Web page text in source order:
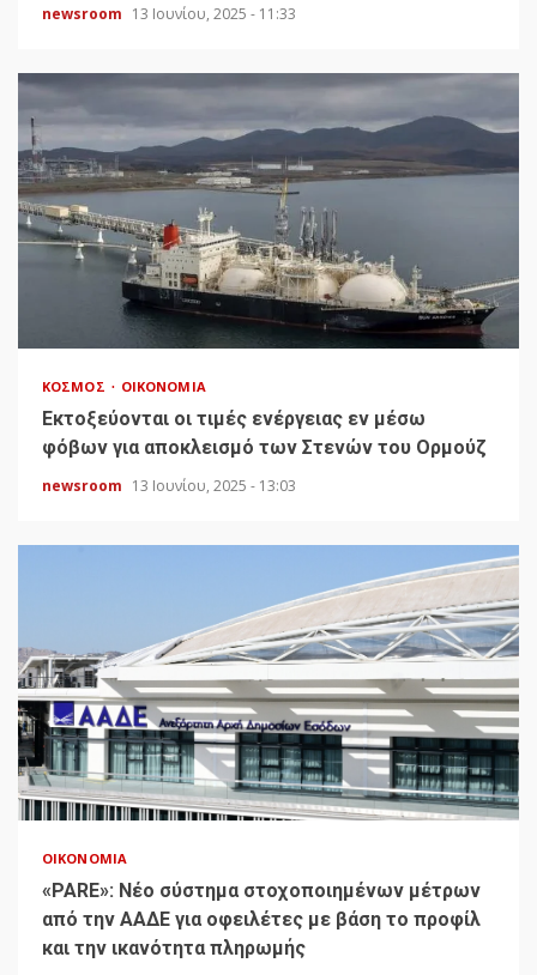
newsroom 13 Ιουνίου, 2025 - 11:33
ΚΌΣΜΟΣ ΟΙΚΟΝΟΜΊΑ
Εκτοξεύονται οι τιμές ενέργειας εν μέσω
φόβων για αποκλεισμό των Στενών του Ορμούζ
newsroom 13 Ιουνίου, 2025 - 13:03
ΟΙΚΟΝΟΜΊΑ
«PARE»: Νέο σύστημα στοχοποιημένων μέτρων
από την ΑΑΔΕ για οφειλέτες με βάση το προφίλ
και την ικανότητα πληρωμής